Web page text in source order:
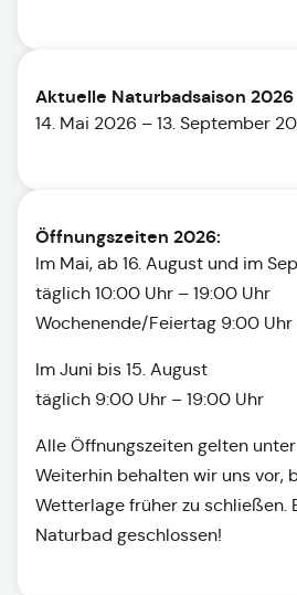
Aktuelle Naturbadsaison 2026
14. Mai 2026 – 13. September
Öffnungszeiten 2026:
Im Mai, ab 16. August und im
täglich 10:00 Uhr – 19:00 Uhr
Wochenende/Feiertag 9:00 Uhr
Im Juni bis 15. August
täglich 9:00 Uhr – 19:00 Uhr
Alle Öffnungszeiten gelten
Weiterhin behalten wir uns vor,
Wetterlage früher zu schließen.
Naturbad geschlossen!